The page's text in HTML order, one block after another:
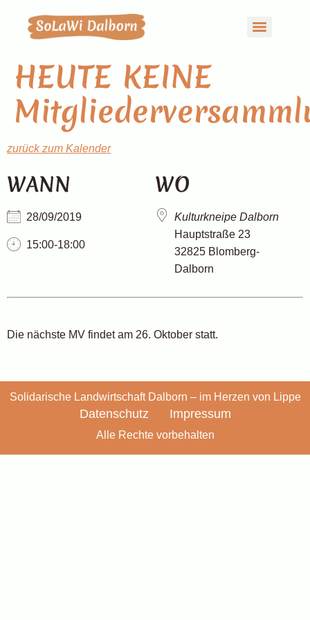
HEUTE KEINE
zurück zum Kalender
WANN
28/09/2019
15:00-18:00
WO
Kulturkneipe Dalborn
Hauptstraße 23
32825 Blomberg-
Dalborn
Die nächste MV findet am 26. Oktober statt.
Solidarische Landwirtschaft Dalborn – im Herzen von Lippe
Datenschutz Impressum
Alle Rechte vorbehalten